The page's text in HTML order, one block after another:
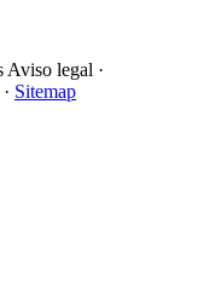
Aviso legal ·
· Sitemap